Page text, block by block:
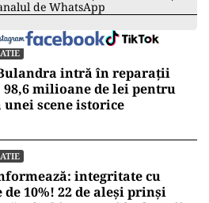
de WhatsApp
intră în reparații
milioane de lei pentru
unei scene istorice
integritate cu
de 10%! 22 de aleși prinși